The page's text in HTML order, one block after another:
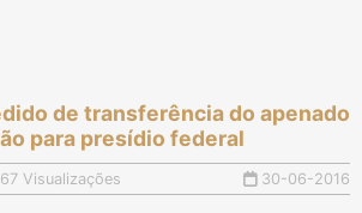
de transferência do apenado
para presídio federal
Visualizações 30-06-2016